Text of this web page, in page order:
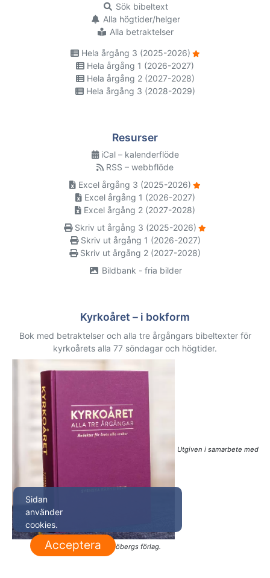
Sök bibeltext
Alla högtider/helger
Alla betraktelser
Hela årgång 3 (2025-2026)
Hela årgång 1 (2026-2027)
Hela årgång 2 (2027-2028)
Hela årgång 3 (2028-2029)
Resurser
iCal – kalenderflöde
RSS – webbflöde
Excel årgång 3 (2025-2026)
Excel årgång 1 (2026-2027)
Excel årgång 2 (2027-2028)
Skriv ut årgång 3 (2025-2026)
Skriv ut årgång 1 (2026-2027)
Skriv ut årgång 2 (2027-2028)
Bildbank - fria bilder
Kyrkoåret – i bokform
Bok med betraktelser och alla tre årgångars bibeltexter för
kyrkoårets alla 77 söndagar och högtider.
Utgiven i samarbete med
Sjöbergs förlag.
Sidan
använder
cookies.
Acceptera